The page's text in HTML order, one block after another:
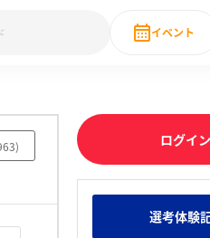
の新卒就職人気企業ランキング
IT・DX現場社員インタビュー
イベント
)
ログイ
選考体験